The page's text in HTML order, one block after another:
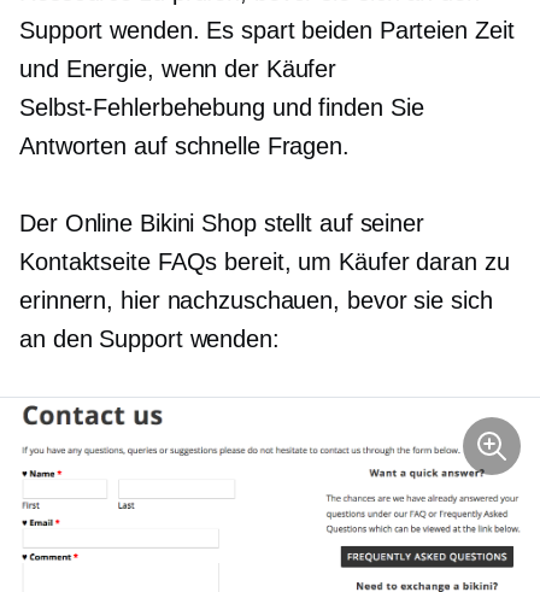
Support wenden. Es spart beiden Parteien Zeit
und Energie, wenn der Käufer
Selbst-Fehlerbehebung und finden Sie
Antworten auf schnelle Fragen.
Der Online Bikini Shop stellt auf seiner
Kontaktseite FAQs bereit, um Käufer daran zu
erinnern, hier nachzuschauen, bevor sie sich
an den Support wenden: